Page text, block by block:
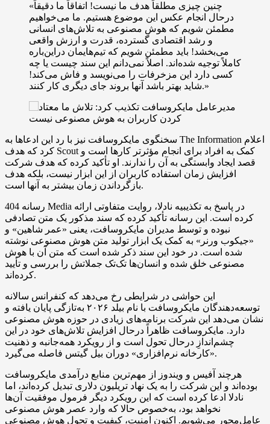
«چنین چیزی مطلقاً هدف ما نیست! اتفاقاً ما دقیقاً
درحال انجام عکس این موضوع هستیم. ما می‌خواهیم
مطمئن شویم که هوش مصنوعی به تلاش‌های انسانی
و رشد اقتصادی گسترده، قدرت و ارزش واقعی
می‌بخشد! باید مطمئن شویم که تیم‌هایمان دراین‌باره
کاملاً توجیه شده‌اند. اصلاً نمی‌دانم این سند چیست یا چه
کسی دارد این مزخرفات را می‌نویسد و فاش می‌کند!
شاید بهتر باشد آنها بروند جای دیگری کار کنند.»
سخنگوی مایکروسافت نیز با رد این ادعاها به The Information اعلام
کرد که هدف Scout کمک به افراد برای انجام مؤثرتر کارها است و
قصد ایجاد وابستگی به آن را ندارند. او تأکید کرده که هدف شرکت
افزایش زمان استفاده کاربران از این ابزار نیست، بلکه هدف
بازگرداندن زمان بیشتر به آنها است.
رسانه 404 Media در پاسخ به تکذیبیه نادلا، روایت متفاوتی ارائه
کرده است. این رسانه تأکید کرده که سند مذکور یک متن تصادفی
نبوده و توسط مدیران مایکروسافت، یعنی «عمر شاهین» و
«جیکوب ورنر» به کمک یک ابزار تولید متن هوش مصنوعی نوشته
شده است. در خود این سند ذکر شده است که متن آن با هوش
مصنوعی خلق شده و انسان‌ها تک‌تک جملاتش را بررسی و تأیید
کرده‌اند.
این حواشی در شرایطی رخ می‌دهد که کنفرانس سالانه
توسعه‌دهندگان مایکروسافت با نام بیلد ۲۰۲۶ به‌تازگی پایان یافته و
نشان می‌دهد این شرکت برنامه‌های زیادی در حوزه هوش مصنوعی
دارد. مایکروسافت ظاهراً درحال افزایش تلاش‌های خود در این
چشم‌اندازِ درحال تحول است و از رویکرد همه‌جانبه و ذهنیت
«کارخانه نرم‌افزاری» دوران بیل گیتس فاصله می‌گیرد.
هرچند آفیس و ویندوز از مهم‌ترین منابع درآمدی مایکروسافت
بوده‌اند و این شرکت را به یک نهاد تریلیون دلاری تبدیل کرده‌اند، اما
نادلا ادعا کرده است که این رویکرد دیگر فرمول موفقیت آن‌ها
نخواهد بود، به‌خصوص حالا که وارد عصر هوش مصنوعی
عامل‌محور می‌شویم. اکنون امنیت، کیفیت و تحول هوش مصنوعی